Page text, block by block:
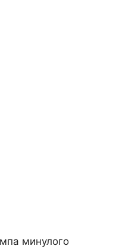
минулого